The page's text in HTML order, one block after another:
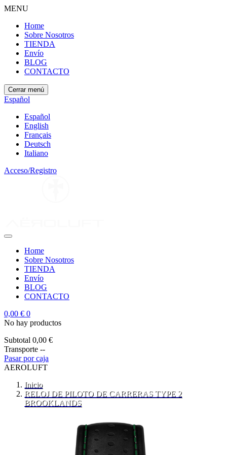
MENU
Home
Sobre Nosotros
TIENDA
Envío
BLOG
CONTACTO
Cerrar menú
Español
Español
English
Français
Deutsch
Italiano
Acceso/Registro
Home
Sobre Nosotros
TIENDA
Envío
BLOG
CONTACTO
0,00 € 0
No hay productos
Subtotal 0,00 €
Transporte --
Pasar por caja
AEROLUFT
Inicio
RELOJ DE PILOTO DE CARRERAS TYPE 2
BROOKLANDS